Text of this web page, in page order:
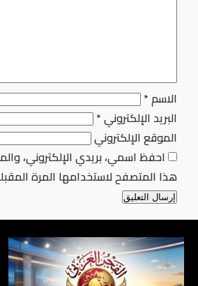
الاسم*
البريد الإلكتروني*
الموقع الإلكتروني
احفظ اسمي، بريدي الإلكتروني،
هذا المتصفح لاستخدامها المرة